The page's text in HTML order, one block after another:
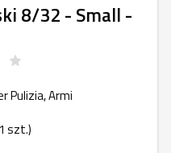
8/32 - Small -
Pulizia, Armi
szt.)